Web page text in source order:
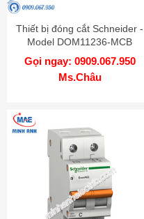
Thiết bị đóng cắt Schneider -
Model DOM11236-MCB
Gọi ngay: 0909.067.950
Ms.Châu